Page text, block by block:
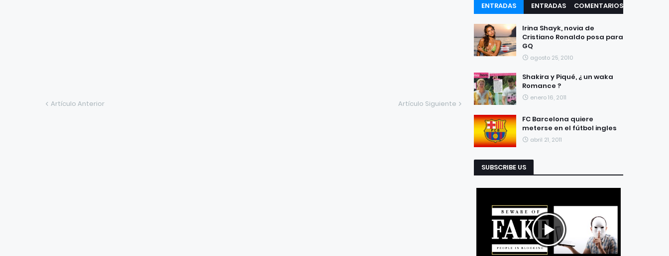
Artículo Anterior Artículo Siguiente
ENTRADAS
RECIENTES
ENTRADAS
COMENTARIOS
Irina Shayk, novia de
Cristiano Ronaldo posa para
GQ
agosto 25, 2010
Shakira y Piqué, ¿ un waka
Romance ?
enero 16, 2011
FC Barcelona quiere
meterse en el fútbol ingles
abril 21, 2011
SUBSCRIBE US